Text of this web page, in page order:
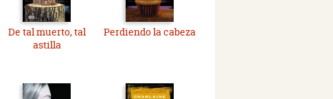
De tal muerto, tal
astilla
Perdiendo la cabeza